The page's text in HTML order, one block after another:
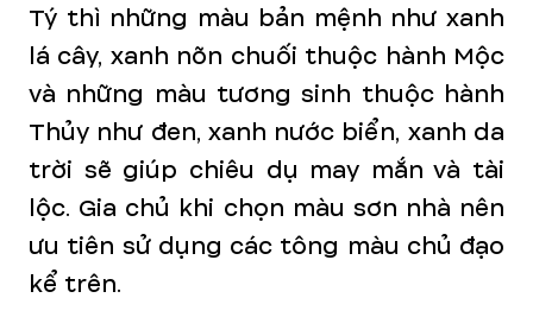
Tý thì những màu bản mệnh như xanh
lá cây, xanh nõn chuối thuộc hành Mộc
và những màu tương sinh thuộc hành
Thủy như đen, xanh nước biển, xanh da
trời sẽ giúp chiêu dụ may mắn và tài
lộc. Gia chủ khi chọn màu sơn nhà nên
ưu tiên sử dụng các tông màu chủ đạo
kể trên.